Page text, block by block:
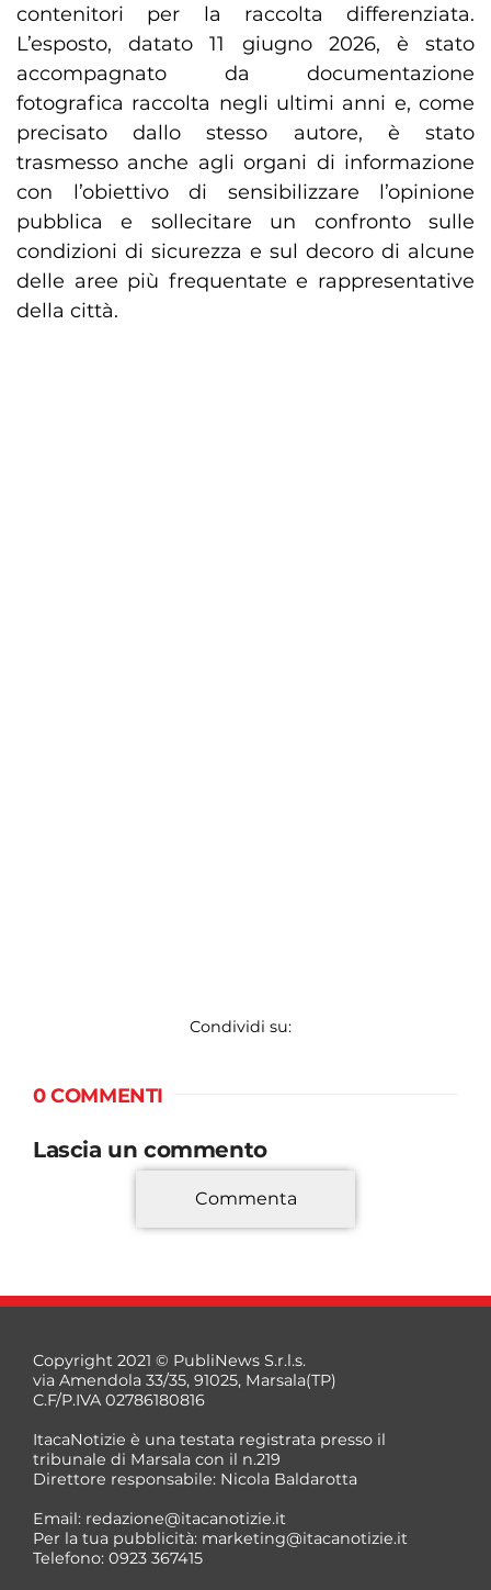
contenitori per la raccolta differenziata.
L’esposto, datato 11 giugno 2026, è stato
accompagnato da documentazione
fotografica raccolta negli ultimi anni e, come
precisato dallo stesso autore, è stato
trasmesso anche agli organi di informazione
con l’obiettivo di sensibilizzare l’opinione
pubblica e sollecitare un confronto sulle
condizioni di sicurezza e sul decoro di alcune
delle aree più frequentate e rappresentative
della città.
Condividi su:
0 COMMENTI
Lascia un commento
*
*
Commenta
Copyright 2021 © PubliNews S.r.l.s.
via Amendola 33/35, 91025, Marsala(TP)
C.F/P.IVA 02786180816
ItacaNotizie è una testata registrata presso il
tribunale di Marsala con il n.219
Direttore responsabile: Nicola Baldarotta
Email: redazione@itacanotizie.it
Per la tua pubblicità: marketing@itacanotizie.it
Telefono: 0923 367415